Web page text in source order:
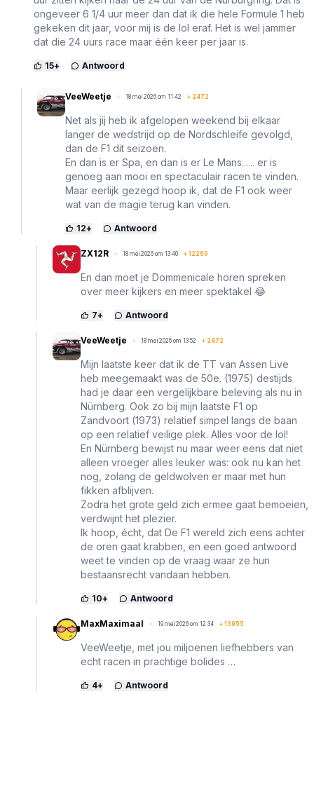
ongeveer 6 1/4 uur meer dan dat ik die hele Formule 1 heb
gekeken dit jaar, voor mij is de lol eraf. Het is wel jammer
dat die 24 uurs race maar één keer per jaar is.
15+ Antwoord
VeeWeetje 18 mei 2026 om 11:42 + 2472
Net als jij heb ik afgelopen weekend bij elkaar
langer de wedstrijd op de Nordschleife gevolgd,
dan de F1 dit seizoen.
En dan is er Spa, en dan is er Le Mans...... er is
genoeg aan mooi en spectaculair racen te vinden.
Maar eerlijk gezegd hoop ik, dat de F1 ook weer
wat van de magie terug kan vinden.
12+ Antwoord
ZX12R 18 mei 2026 om 13:40 + 12269
En dan moet je Dommenicale horen spreken
over meer kijkers en meer spektakel 😂
7+ Antwoord
VeeWeetje 18 mei 2026 om 13:52 + 2472
Mijn laatste keer dat ik de TT van Assen Live
heb meegemaakt was de 50e. (1975) destijds
had je daar een vergelijkbare beleving als nu in
Nürnberg. Ook zo bij mijn laatste F1 op
Zandvoort (1973) relatief simpel langs de baan
op een relatief veilige plek. Alles voor de lol!
En Nürnberg bewijst nu maar weer eens dat niet
alleen vroeger alles leuker was: ook nu kan het
nog, zolang de geldwolven er maar met hun
fikken afblijven.
Zodra het grote geld zich ermee gaat bemoeien,
verdwijnt het plezier.
Ik hoop, écht, dat De F1 wereld zich eens achter
de oren gaat krabben, en een goed antwoord
weet te vinden op de vraag waar ze hun
bestaansrecht vandaan hebben.
10+ Antwoord
MaxMaximaal 19 mei 2026 om 12:34 + 13955
VeeWeetje, met jou miljoenen liefhebbers van
echt racen in prachtige bolides …
4+ Antwoord